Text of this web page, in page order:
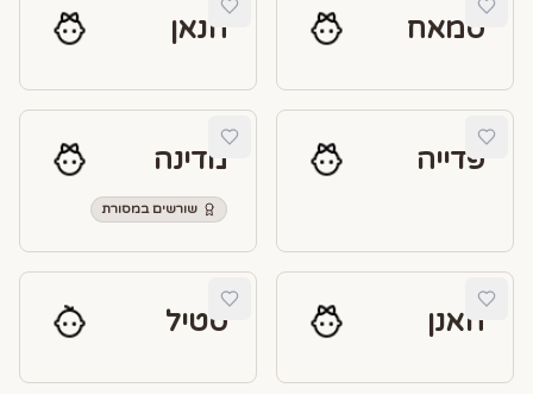
סמאח חנאן
פדייה מדינה
שורשים במסורת
חאנן סטיל